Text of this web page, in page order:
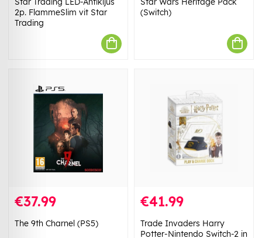
2p. FlammeSlim vit Star
Trading
(Switch)
€37.99
The 9th Charnel (PS5)
€41.99
Trade Invaders Harry
Potter-Nintendo Switch-2 in